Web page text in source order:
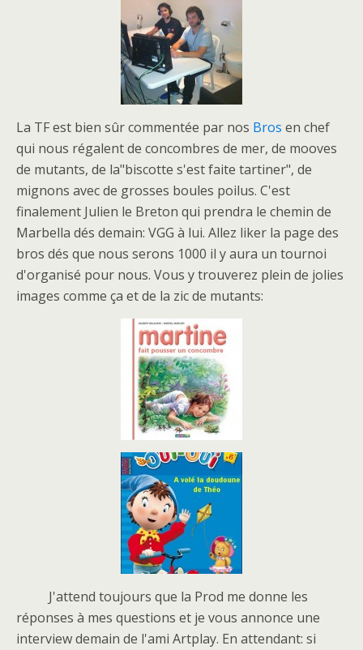
La TF est bien sûr commentée par nos Bros en chef
qui nous régalent de concombres de mer, de mooves
de mutants, de la"biscotte s'est faite tartiner", de
mignons avec de grosses boules poilus. C'est
finalement Julien le Breton qui prendra le chemin de
Marbella dés demain: VGG à lui. Allez liker la page des
bros dés que nous serons 1000 il y aura un tournoi
d'organisé pour nous. Vous y trouverez plein de jolies
images comme ça et de la zic de mutants:
J'attend toujours que la Prod me donne les
réponses à mes questions et je vous annonce une
interview demain de l'ami Artplay. En attendant: si